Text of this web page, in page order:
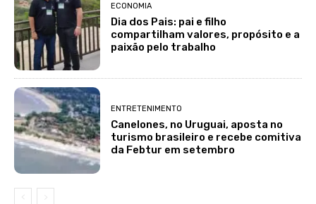
ECONOMIA
Dia dos Pais: pai e filho
compartilham valores, propósito e a
paixão pelo trabalho
ENTRETENIMENTO
Canelones, no Uruguai, aposta no
turismo brasileiro e recebe comitiva
da Febtur em setembro